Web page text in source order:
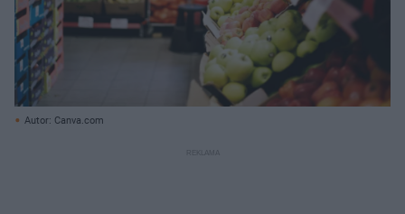
Autor: Canva.com